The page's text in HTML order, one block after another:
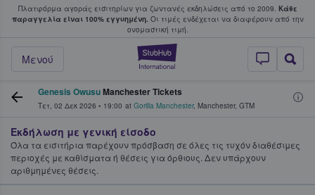
Πλατφόρμα αγοράς εισιτηρίων για ζωντανές εκδηλώσεις από το 2009. Κάθε
παραγγελία είναι 100% εγγυημένη. Οι τιμές ενδέχεται να διαφέρουν από την
oνομαστική τιμή.
StubHub - Όπου
Μενού
φαν αγοράζουν και πουλούν
Genesis OwusuManchester Tickets
Τετ, 02 Δεκ 2026 • 19:00 at Gorilla Manchester, Manchester, GTM
Εκδήλωση με γενική είσοδο
Όλα τα εισιτήρια παρέχουν πρόσβαση σε όλες τις τυχόν διαθέσιμες
περιοχές με καθίσματα ή θέσεις για όρθιους. Δεν υπάρχουν
αριθμημένες θέσεις.